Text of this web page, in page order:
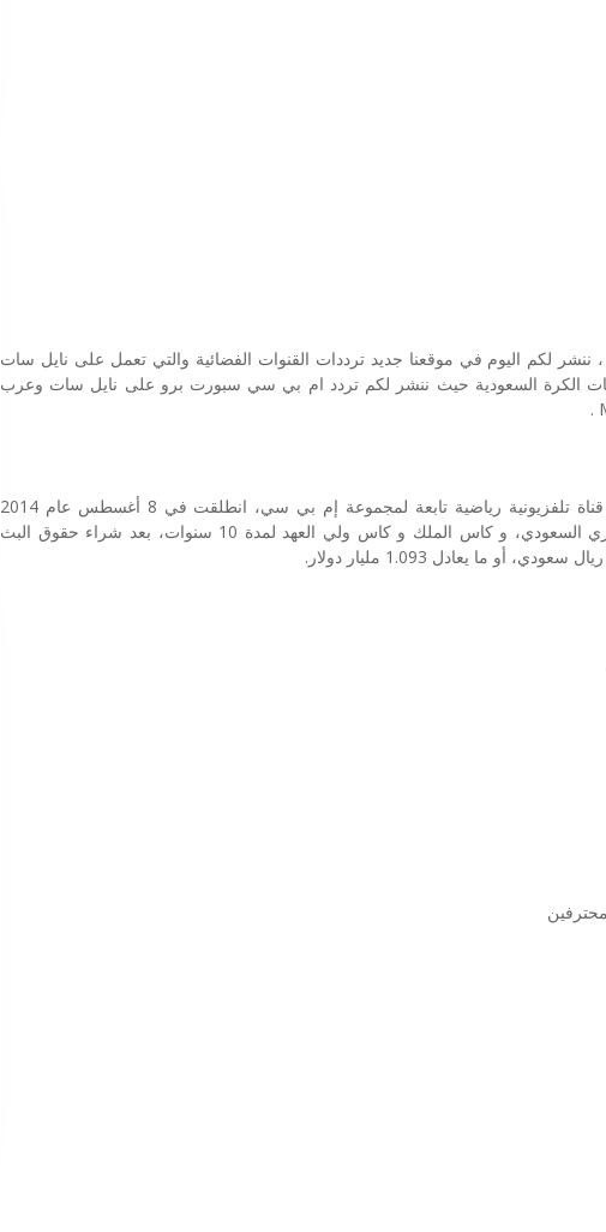
، ننشر لكم اليوم في موقعنا جديد ترددات القنوات الفضائية والتي تعمل على نايل سات
الكرة السعودية حيث ننشر لكم تردد ام بي سي سبورت برو على نايل سات وعرب
هي قناة تلفزيونية رياضية تابعة لمجموعة إم بي سي، انطلقت في 8 أغسطس عام 2014
وتتميز هذه قنوات بنقله الدوري السعودي، و كاس الملك و كاس ولي العهد لمدة 10 سنوات، بعد شراء حقوق البث